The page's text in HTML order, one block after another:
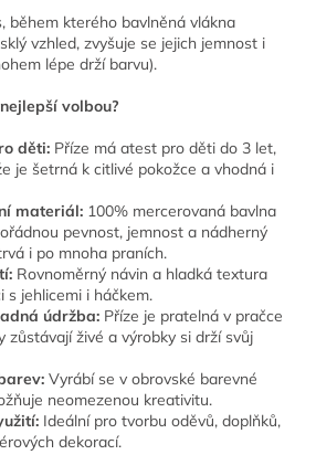
během kterého bavlněná vlákna
vzhled, zvyšuje se jejich jemnost i
lépe drží barvu).
volbou?
děti: Příze má atest pro děti do 3 let,
je šetrná k citlivé pokožce a vhodná i
materiál: 100% mercerovaná bavlna
pevnost, jemnost a nádherný
i po mnoha praních.
Rovnoměrný návin a hladká textura
s jehlicemi i háčkem.
údržba: Příze je pratelná v pračce
zůstávají živé a výrobky si drží svůj
Vyrábí se v obrovské barevné
neomezenou kreativitu.
Ideální pro tvorbu oděvů, doplňků,
dekorací.